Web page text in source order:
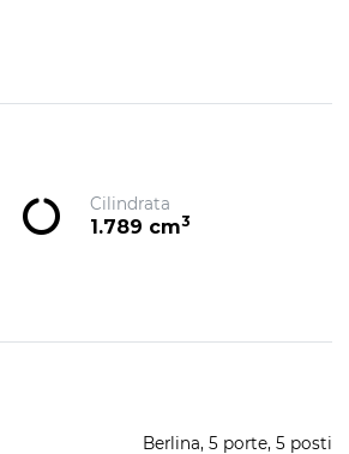
Cilindrata
1.789 cm3
Berlina, 5 porte, 5 posti